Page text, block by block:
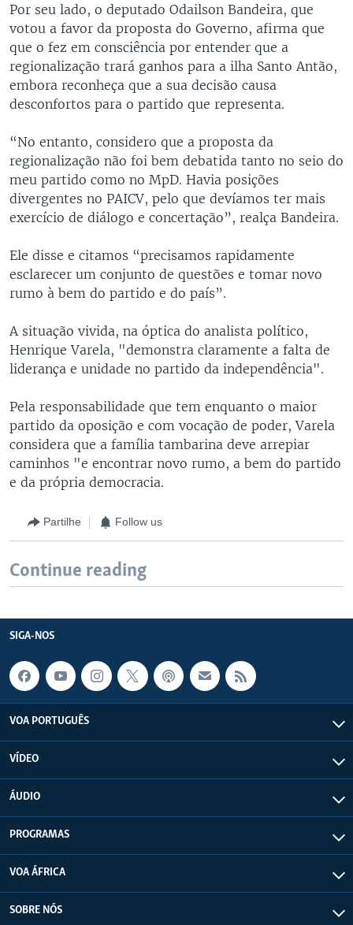
Por seu lado, o deputado Odailson Bandeira, que
votou a favor da proposta do Governo, afirma que
que o fez em consciência por entender que a
regionalização trará ganhos para a ilha Santo Antão,
embora reconheça que a sua decisão causa
desconfortos para o partido que representa.
“No entanto, considero que a proposta da
regionalização não foi bem debatida tanto no seio do
meu partido como no MpD. Havia posições
divergentes no PAICV, pelo que devíamos ter mais
exercício de diálogo e concertação”, realça Bandeira.
Ele disse e citamos “precisamos rapidamente
esclarecer um conjunto de questões e tomar novo
rumo à bem do partido e do país”.
A situação vivida, na óptica do analista político,
Henrique Varela, "demonstra claramente a falta de
liderança e unidade no partido da independência".
Pela responsabilidade que tem enquanto o maior
partido da oposição e com vocação de poder, Varela
considera que a família tambarina deve arrepiar
caminhos "e encontrar novo rumo, a bem do partido
e da própria democracia.
Partilhe Follow us
Continue reading
SIGA-NOS
VOA PORTUGUÊS
VÍDEO
ÁUDIO
PROGRAMAS
VOA ÁFRICA
SOBRE NÓS